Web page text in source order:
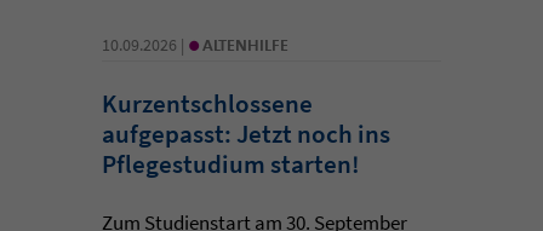
10.09.2026 | • ALTENHILFE
Kurzentschlossene
aufgepasst: Jetzt noch ins
Pflegestudium starten!
Zum Studienstart am 30. September